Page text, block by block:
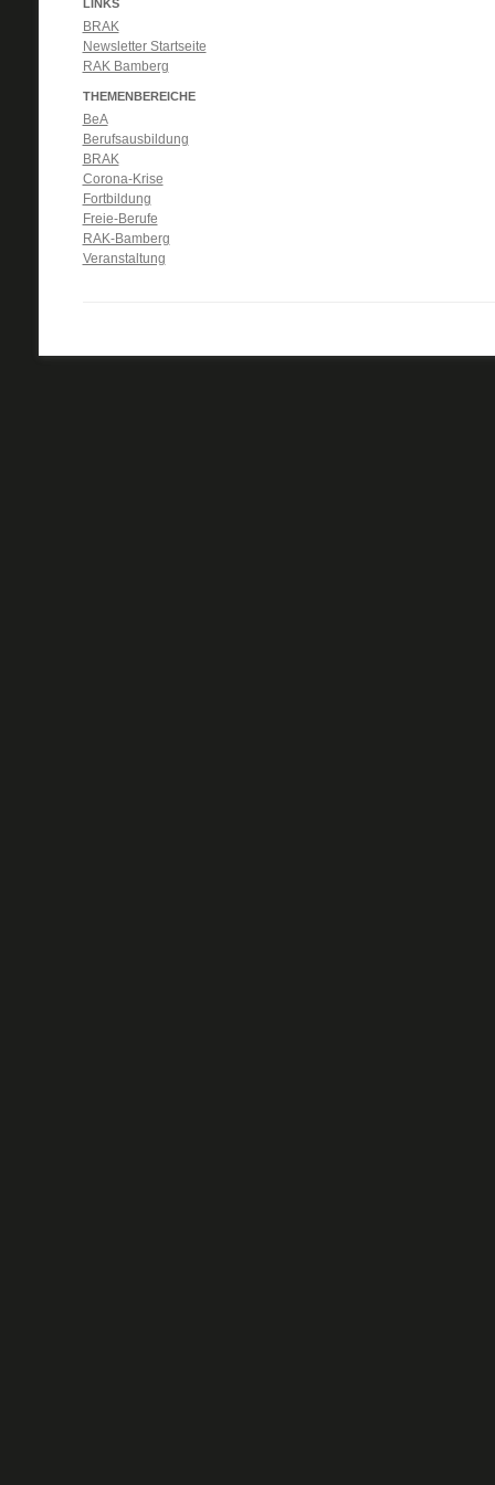
LINKS
BRAK
Newsletter Startseite
RAK Bamberg
THEMENBEREICHE
BeA
Berufsausbildung
BRAK
Corona-Krise
Fortbildung
Freie-Berufe
RAK-Bamberg
Veranstaltung